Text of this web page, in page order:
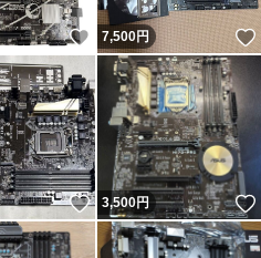
いいね！
7,500円
いいね！
3,500円